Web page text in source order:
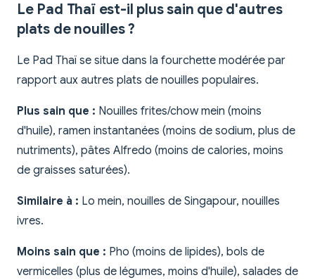
Le Pad Thaï est-il plus sain que d'autres
plats de nouilles ?
Le Pad Thaï se situe dans la fourchette modérée par
rapport aux autres plats de nouilles populaires.
Plus sain que : Nouilles frites/chow mein (moins
d'huile), ramen instantanées (moins de sodium, plus de
nutriments), pâtes Alfredo (moins de calories, moins
de graisses saturées).
Similaire à : Lo mein, nouilles de Singapour, nouilles
ivres.
Moins sain que : Pho (moins de lipides), bols de
vermicelles (plus de légumes, moins d'huile), salades de